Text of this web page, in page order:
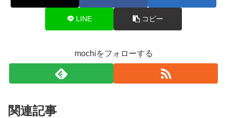
LINE コピー
mochiをフォローする
関連記事